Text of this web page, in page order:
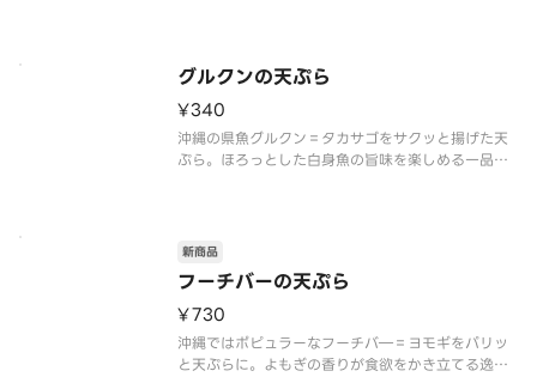
グルクンの天ぷら
¥340
沖縄の県魚グルクン＝タカサゴをサクッと揚げた天
ぷら。ほろっとした白身魚の旨味を楽しめる一品で
です。
フーチバーの天ぷら
新商品
¥730
沖縄ではポピュラーなフーチバ―＝ヨモギをパリッ
と天ぷらに。よもぎの香りが食欲をかき立てる逸